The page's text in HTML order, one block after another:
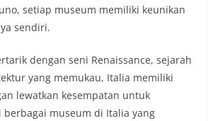
setiap museum memiliki keunikan
sendiri.
dengan seni Renaissance, sejarah
yang memukau, Italia memiliki
lewatkan kesempatan untuk
berbagai museum di Italia yang